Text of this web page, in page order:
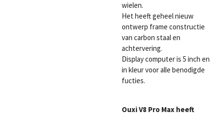
wielen.
Het heeft geheel nieuw
ontwerp frame constructie
van carbon staal en
achtervering.
Display computer is 5 inch en
in kleur voor alle benodigde
fucties.
Ouxi V8 Pro Max heeft